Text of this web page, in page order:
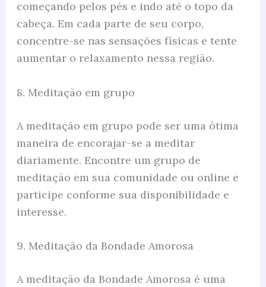
começando pelos pés e indo até o topo da
cabeça. Em cada parte de seu corpo,
concentre-se nas sensações físicas e tente
aumentar o relaxamento nessa região.
8. Meditação em grupo
A meditação em grupo pode ser uma ótima
maneira de encorajar-se a meditar
diariamente. Encontre um grupo de
meditação em sua comunidade ou online e
participe conforme sua disponibilidade e
interesse.
9. Meditação da Bondade Amorosa
A meditação da Bondade Amorosa é uma